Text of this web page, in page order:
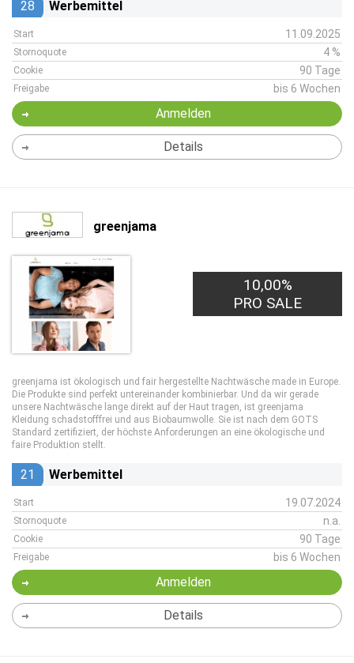
28 Werbemittel
Start 11.09.2025
Stornoquote 4 %
Cookie 90 Tage
Freigabe bis 6 Wochen
Anmelden
Details
greenjama
10,00%
PRO SALE
greenjama ist ökologisch und fair hergestellte Nachtwäsche made in Europe.
Die Produkte sind perfekt untereinander kombinierbar. Und da wir gerade
unsere Nachtwäsche lange direkt auf der Haut tragen, ist greenjama
Kleidung schadstofffrei und aus Biobaumwolle. Sie ist nach dem GOTS
Standard zertifiziert, der höchste Anforderungen an eine ökologische und
faire Produktion stellt.
21 Werbemittel
Start 19.07.2024
Stornoquote n.a.
Cookie 90 Tage
Freigabe bis 6 Wochen
Anmelden
Details